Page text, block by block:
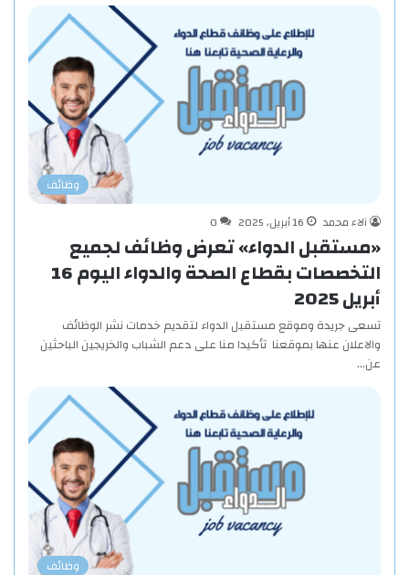
وظائف
آلاء محمد
16 أبريل، 2025 0
«مستقبل الدواء» تعرض وظائف لجميع
التخصصات بقطاع الصحة والدواء اليوم 16
أبريل 2025
تسعى جريدة وموقع مستقبل الدواء لتقديم خدمات نشر الوظائف
والاعلان عنها بموقعنا تأكيدا منا على دعم الشباب والخريجين الباحثين
عن…
وظائف